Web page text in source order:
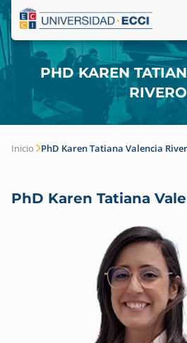
PHD KAREN
RIVERO
Inicio PhD Karen Tatiana Valencia
PhD Karen Tatiana